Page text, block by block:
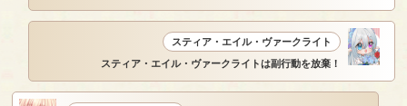
スティア・エイル・ヴァークライト
スティア・エイル・ヴァークライトは副行動を放棄！